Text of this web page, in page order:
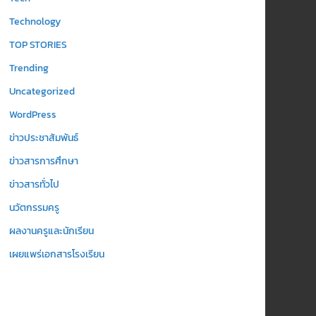
Technology
TOP STORIES
Trending
Uncategorized
WordPress
ข่าวประชาสัมพันธ์
ข่าวสารการศึกษา
ข่าวสารทั่วไป
นวัตกรรมครู
ผลงานครูและนักเรียน
เผยแพร่เอกสารโรงเรียน